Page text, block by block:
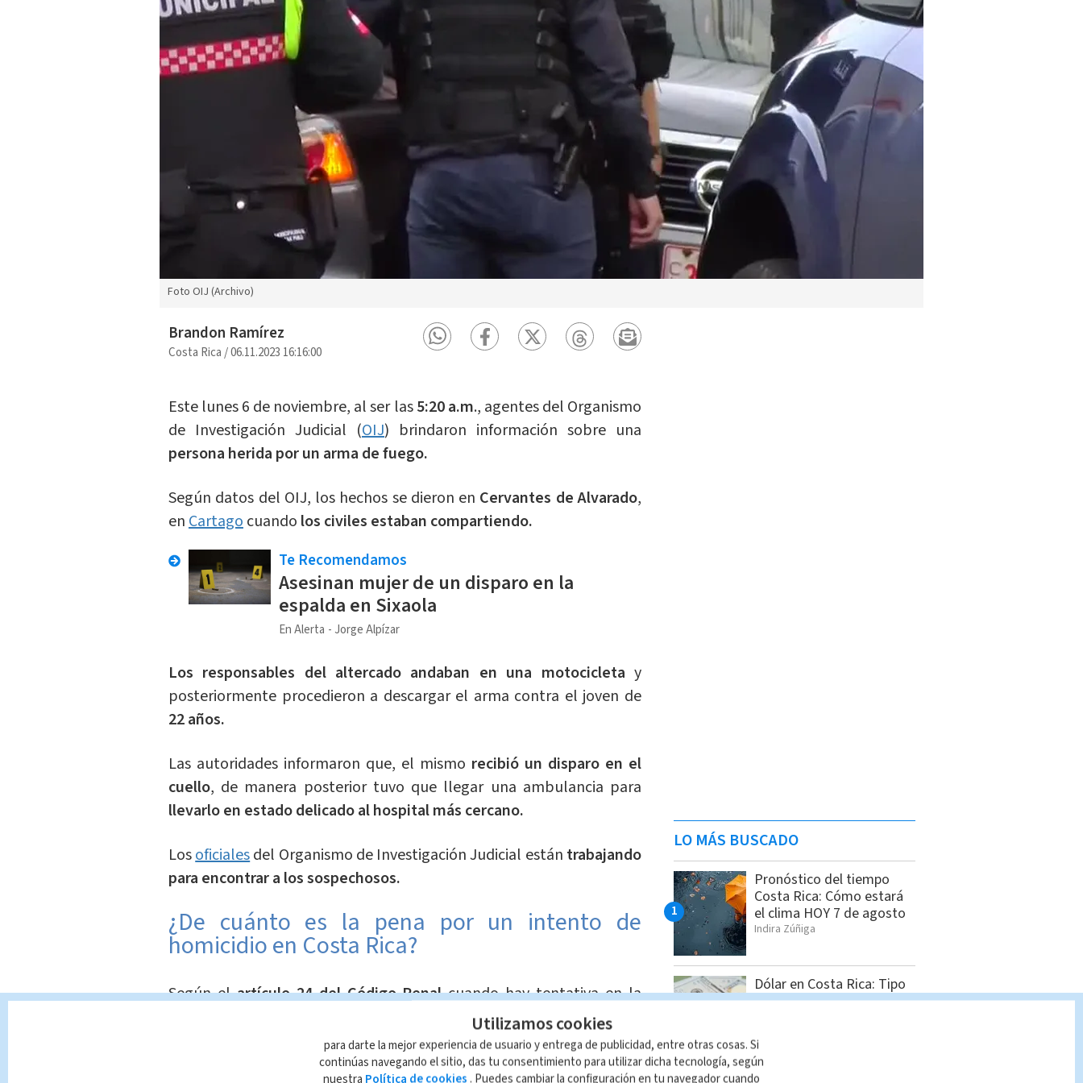
Foto OIJ (Archivo)
Brandon Ramírez
Costa Rica/06.11.2023 16:16:00
Este lunes 6 de noviembre, al ser las5:20 a.m., agentes del Organismo
de Investigación Judicial (OIJ) brindaron información sobre una
persona herida por un arma de fuego.
Según datos del OIJ, los hechos se dieron en Cervantes de Alvarado,
enCartagocuando los civiles estaban compartiendo.
Te Recomendamos
Asesinan mujer de un disparo en la
espalda en Sixaola
En Alerta Jorge Alpízar
Los responsables del altercado andaban en una motocicleta y
posteriormente procedieron a descargar el arma contra el joven de
22 años.
Las autoridades informaron que, el mismo recibió un disparo en el
cuello, de manera posterior tuvo que llegar una ambulancia para
llevarlo en estado delicado al hospital más cercano.
Losoficialesdel Organismo de Investigación Judicial están trabajando
para encontrar a los sospechosos.
¿De cuánto es la pena por un intento de
homicidio en Costa Rica?
Según elartículo 24 del Código Penalcuando hay tentativa en la
ejecución de un delito, por actos directamente ligados a la
consumación de un homicidio pueden recibir una pena que va desde
cinco hasta los 35 años en prisión.
LO MÁS BUSCADO
Pronóstico del tiempo
Costa Rica: Cómo estará
el clima HOY 7 de agosto
Indira Zúñiga
Dólar en Costa Rica: Tipo
de cambio para este
Utilizamos cookies
para darte la mejor experiencia de usuario y entrega de publicidad, entre otras cosas. Si
continúas navegando el sitio, das tu consentimiento para utilizar dicha tecnología, según
nuestra Política de cookies . Puedes cambiar la configuración en tu navegador cuando